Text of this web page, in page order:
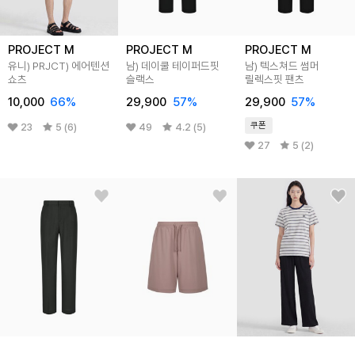
PROJECT M
유니) PRJCT) 에어텐션
쇼츠
10,000 66%
23 5 (6)
PROJECT M
남) 데이쿨 테이퍼드핏
슬랙스
29,900 57%
49 4.2 (5)
PROJECT M
남) 텍스쳐드 썸머
릴렉스핏 팬츠
29,900 57%
쿠폰
27 5 (2)